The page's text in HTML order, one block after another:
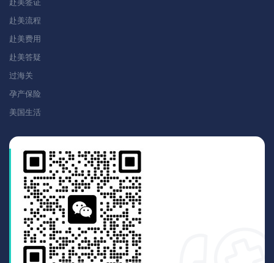
赴美签证
赴美流程
赴美费用
赴美答疑
过海关
孕产保险
美国生活